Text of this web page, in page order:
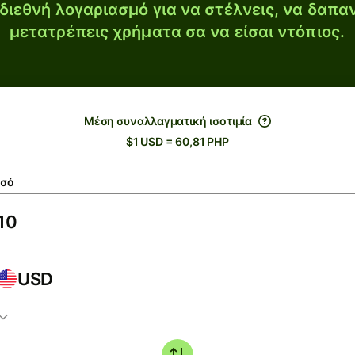
λογαριασμό για να στέλνεις, να
μετατρέπεις χρήματα σα να είσαι ντόπιος.
Μέση συναλλαγματική ισοτιμία
$1 USD = 60,81 PHP
USD